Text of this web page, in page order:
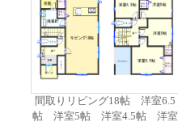
間取りリビング18帖 洋室6.5
帖 洋室5帖 洋室4.5帖 洋室